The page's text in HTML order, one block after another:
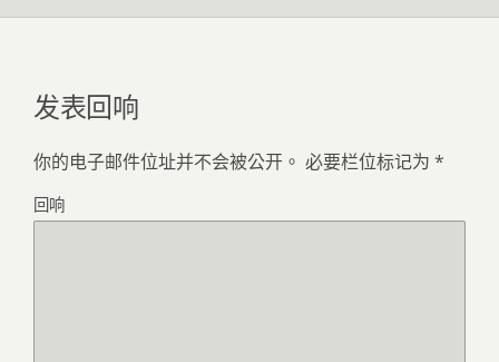
发表回响
你的电子邮件位址并不会被公开。 必要栏位标记为 *
回响